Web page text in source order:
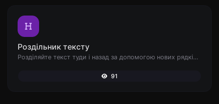
Роздільник тексту
Розділяйте текст туди і назад за допомогою нових рядків, ком, крапок... і т.д.
91